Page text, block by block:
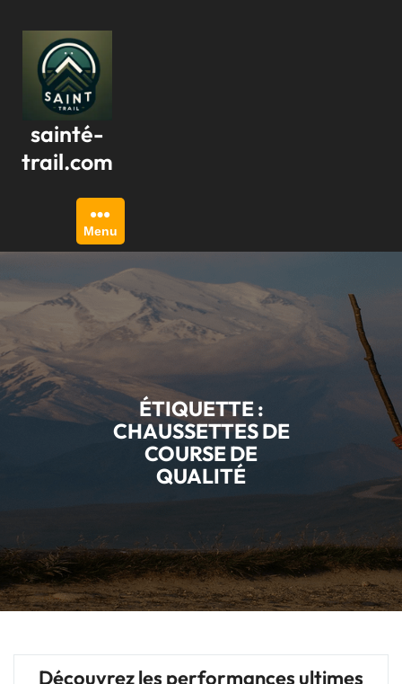
contenu
sainté-
trail.com
Menu
ÉTIQUETTE :
CHAUSSETTES DE
COURSE DE
QUALITÉ
Découvrez les performances ultimes